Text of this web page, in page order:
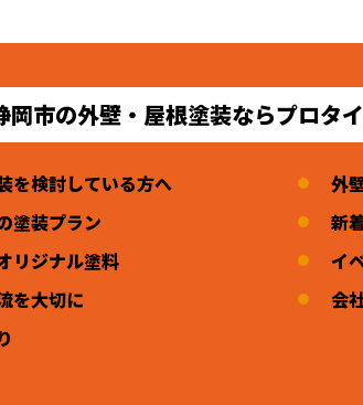
岡市の外壁・屋根塗装ならプロタ
を検討している方へ
塗装プラン
リジナル塗料
を大切に
外
新
イ
会